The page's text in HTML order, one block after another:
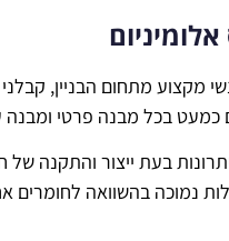
מקצוע מתחום הבניין, קבלני
כמעט בכל מבנה פרטי
בעת ייצור והתקנה
נמוכה בהשוואה לחומרים